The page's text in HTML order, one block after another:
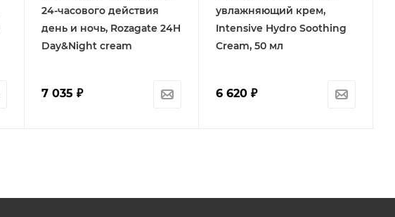
24-часового действия
день и ночь, Rozagate 24H
Day&Night cream
7 035 ₽
увлажняющий крем,
Intensive Hydro Soothing
Cream, 50 мл
6 620₽